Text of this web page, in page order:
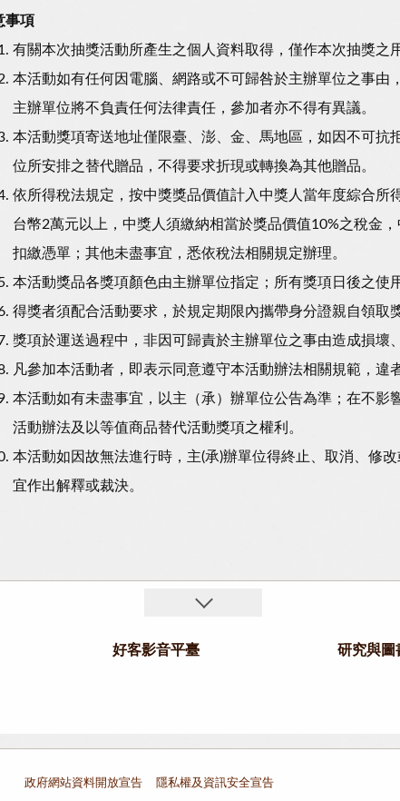
事項
有關本次抽獎活動所產生之個人資料取得，僅作本次抽獎之
本活動如有任何因電腦、網路或不可歸咎於主辦單位之事由
主辦單位將不負責任何法律責任，參加者亦不得有異議。
本活動獎項寄送地址僅限臺、澎、金、馬地區，如因不可抗
位所安排之替代贈品，不得要求折現或轉換為其他贈品。
依所得稅法規定，按中獎獎品價值計入中獎人當年度綜合
台幣2萬元以上，中獎人須繳納相當於獎品價值10%之稅金
扣繳憑單；其他未盡事宜，悉依稅法相關規定辦理。
本活動獎品各獎項顏色由主辦單位指定；所有獎項日後之使
得獎者須配合活動要求，於規定期限內攜帶身分證親自領取
獎項於運送過程中，非因可歸責於主辦單位之事由造成損壞
凡參加本活動者，即表示同意遵守本活動辦法相關規範，違
本活動如有未盡事宜，以主（承）辦單位公告為準；在不
活動辦法及以等值商品替代活動獎項之權利。
本活動如因故無法進行時，主(承)辦單位得終止、取消、修
宜作出解釋或裁決。
好客影音平臺 研究與圖
政府網站資料開放宣告 隱私權及資訊安全宣告